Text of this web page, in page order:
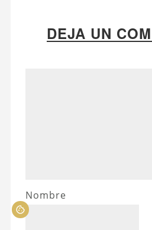
DEJA UN
Nombre